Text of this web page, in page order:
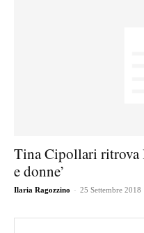
Tina Cipollari ritrova
e donne’
Ilaria Ragozzino - 25 Settembre 2018